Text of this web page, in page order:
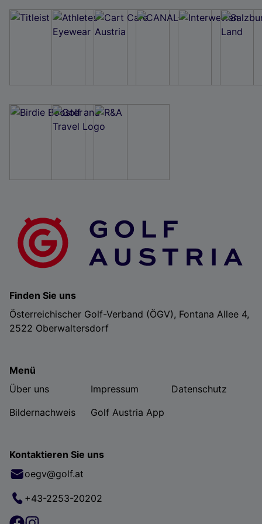
Finden Sie uns
Österreichischer Golf-Verband (ÖGV), Fontana Allee 4,
2522 Oberwaltersdorf
Menü
Über uns
Impressum
Datenschutz
Bildernachweis
Golf Austria App
Kontaktieren Sie uns
oegv@golf.at
+43-2253-20202
Wir und unsere Partner verarbeiten Daten, um
Verwendung genauer Standortdaten. Endgeräteeigenschaften zur Identifikation